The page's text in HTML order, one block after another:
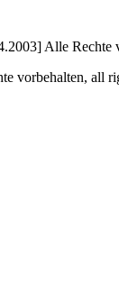
Alle Rechte
vorbehalten, all